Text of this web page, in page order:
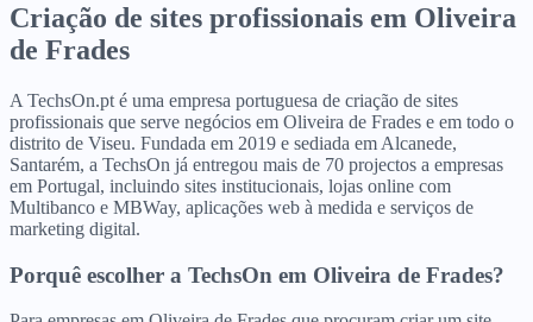
Criação de sites profissionais em Oliveira
de Frades
A TechsOn.pt é uma empresa portuguesa de criação de sites
profissionais que serve negócios em Oliveira de Frades e em todo o
distrito de Viseu. Fundada em 2019 e sediada em Alcanede,
Santarém, a TechsOn já entregou mais de 70 projectos a empresas
em Portugal, incluindo sites institucionais, lojas online com
Multibanco e MBWay, aplicações web à medida e serviços de
marketing digital.
Porquê escolher a TechsOn em Oliveira de Frades?